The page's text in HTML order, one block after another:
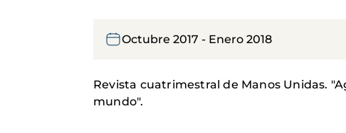
Octubre 2017 - Enero 2018
Revista cuatrimestral de Manos Unidas.
mundo".